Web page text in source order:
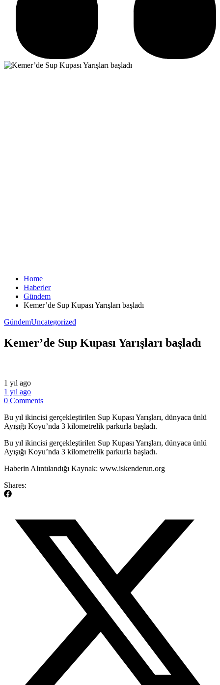
Home
Haberler
Gündem
Kemer’de Sup Kupası Yarışları başladı
GündemUncategorized
Kemer’de Sup Kupası Yarışları başladı
1 yıl ago
1 yıl ago
0 Comments
Bu yıl ikincisi gerçekleştirilen Sup Kupası Yarışları, dünyaca ünlü
Ayışığı Koyu’nda 3 kilometrelik parkurla başladı.
​Bu yıl ikincisi gerçekleştirilen Sup Kupası Yarışları, dünyaca ünlü
Ayışığı Koyu’nda 3 kilometrelik parkurla başladı.
​Haberin Alıntılandığı Kaynak: www.iskenderun.org
Shares: